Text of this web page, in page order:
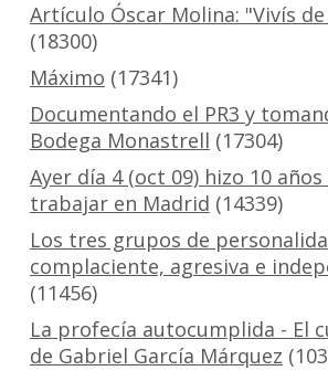
Artículo Óscar Molina: "Vivís
(18300)
Máximo (17341)
Documentando el PR3 y
Bodega Monastrell (17304)
Ayer día 4 (oct 09) hizo 10
trabajar en Madrid (14339)
Los tres grupos de
complaciente, agresiva e
(11456)
La profecía autocumplida - El
de Gabriel García Márquez